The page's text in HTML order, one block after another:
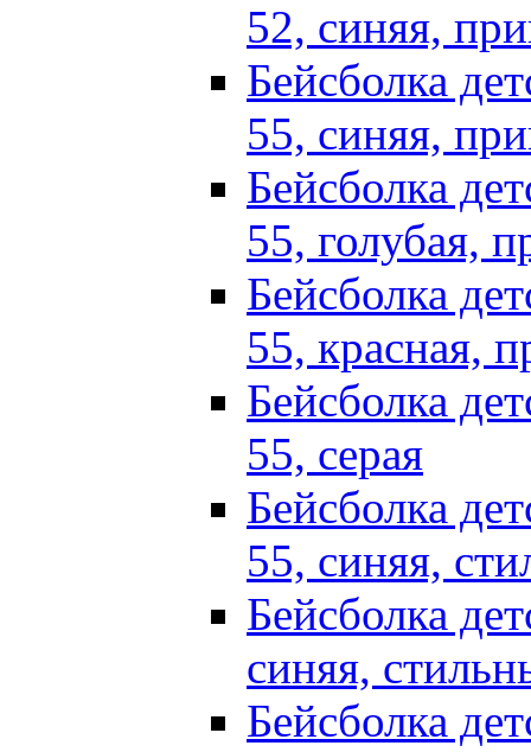
52, синяя,
Бейсболка
55, синяя,
Бейсболка
55, голубая,
Бейсболка
55, красная,
Бейсболка
55, серая
Бейсболка
55, синяя,
Бейсболка
синяя,
Бейсболка